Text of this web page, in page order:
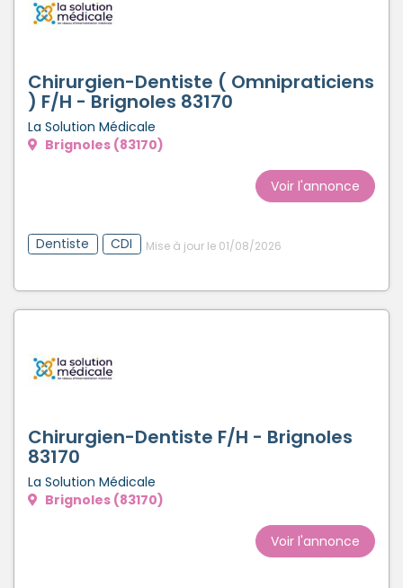
Chirurgien-Dentiste ( Omnipraticiens
) F/H - Brignoles 83170
La Solution Médicale
Brignoles (83170)
Voir l'annonce
Dentiste CDI Mise à jour le 01/08/2026
Chirurgien-Dentiste F/H - Brignoles
83170
La Solution Médicale
Brignoles (83170)
Voir l'annonce